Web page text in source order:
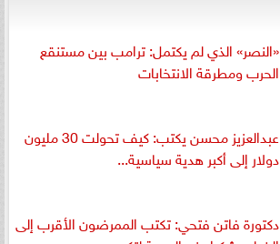
«النصر» الذي لم يكتمل: ترامب بين مستنقع
الحرب ومطرقة الانتخابات
عبدالعزيز محسن يكتب: كيف تحولت 30 مليون
دولار إلى أكبر هدية سياسية...
دكتورة فاتن فتحي: تكتب الممرضون الأقرب إلى